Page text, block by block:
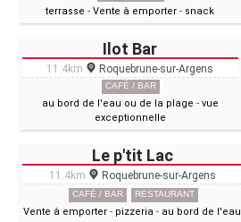
terrasse -Vente à emporter - snack
Ilot Bar
11.4km Roquebrune-sur-Argens
CAFÉ / BAR
au bord de l'eau ou de la plage - vue
exceptionnelle
Le p'tit Lac
11.4km Roquebrune-sur-Argens
CAFÉ / BAR RESTAURANT
Vente à emporter - pizzeria - au bord de l'eau